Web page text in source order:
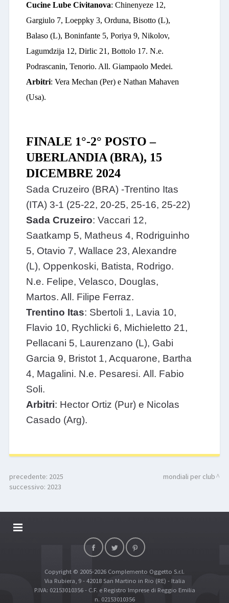
Cucine Lube Civitanova: Chinenyeze 12,
Gargiulo 7, Loeppky 3, Orduna, Bisotto (L),
Balaso (L), Boninfante 5, Poriya 9, Nikolov,
Lagumdzija 12, Dirlic 21, Bottolo 17. N.e.
Podrascanin, Tenorio. All. Giampaolo Medei.
Arbitri: Vera Mechan (Per) e Nathan Mahaven
(Usa).
FINALE 1°-2° POSTO –
UBERLANDIA (BRA), 15
DICEMBRE 2024
Sada Cruzeiro (BRA) -Trentino Itas
(ITA) 3-1 (25-22, 20-25, 25-16, 25-22)
Sada Cruzeiro: Vaccari 12,
Saatkamp 5, Matheus 4, Rodriguinho
5, Otavio 7, Wallace 23, Alexandre
(L), Oppenkoski, Batista, Rodrigo.
N.e. Felipe, Velasco, Douglas,
Martos. All. Filipe Ferraz.
Trentino Itas: Sbertoli 1, Lavia 10,
Flavio 10, Rychlicki 6, Michieletto 21,
Pellacani 5, Laurenzano (L), Gabi
Garcia 9, Bristot 1, Acquarone, Bartha
4, Magalini. N.e. Pesaresi. All. Fabio
Soli.
Arbitri: Hector Ortiz (Pur) e Nicolas
Casado (Arg).
precedente: 2025
successivo: 2023
mondiali per club
DALLARIVOLLEY SOSTIENE
TOP RICERCHE
SITE MAP
Copyright © 2005-2026 Complemento Oggetto S.r.l.
Via Rubiera, 9 - 42018 San Martino in Rio (RE) - Italia
P.IVA: 02153010356 - C.F. e Registro Imprese di Reggio Emilia
n. 02153010356